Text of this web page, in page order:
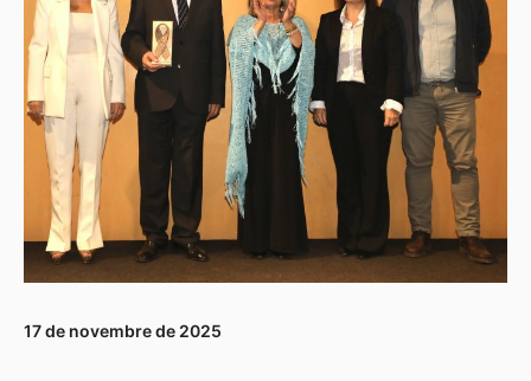
17 de novembre de 2025